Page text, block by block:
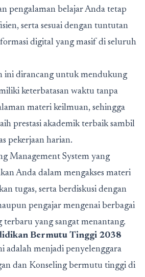
pengalaman belajar Anda tetap
serta sesuai dengan tuntutan
digital yang masif di seluruh
ini dirancang untuk mendukung
keterbatasan waktu tanpa
materi keilmuan, sehingga
prestasi akademik terbaik sambil
pekerjaan harian.
Management System yang
Anda dalam mengakses materi
tugas, serta berdiskusi dengan
pengajar mengenai berbagai
terbaru yang sangat menantang.
Bermutu Tinggi 2038
adalah menjadi penyelenggara
dan Konseling bermutu tinggi di